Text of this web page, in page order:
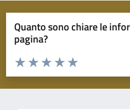
Quanto sono chiare le
pagina?
Valuta da 1 a 5 stelle la pagina
Valuta 5 stelle su
Valuta 4 stelle su 5
Valuta 3 stelle su 5
Valuta 2 stelle su 5
Valuta 1 stelle su 5